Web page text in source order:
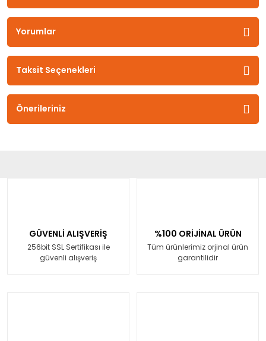
Yorumlar
Taksit Seçenekleri
Önerileriniz
GÜVENLİ ALIŞVERİŞ
256bit SSL Sertifikası ile
güvenli alışveriş
%100 ORİJİNAL ÜRÜN
Tüm ürünlerimiz orjinal ürün
garantilidir